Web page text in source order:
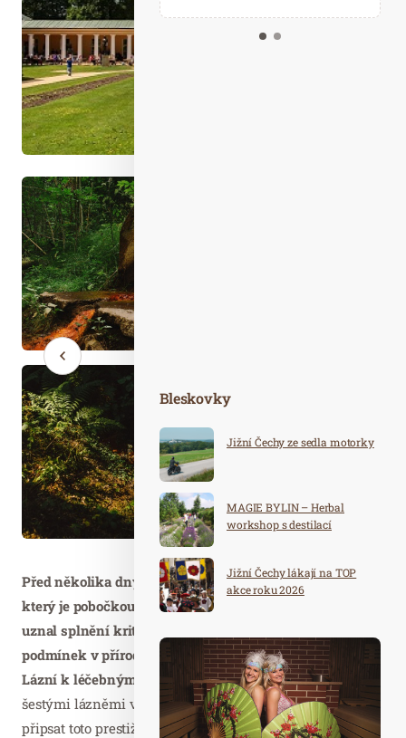
Kalendář událostí
Odebírejte náš newsletter
Před několika dny Český inspektorát lázní a zřídel,
který je pobočkou Ministerstva zdravotnictví, oficiálně
uznal splnění kritérií pro využívání klimatických
podmínek v přírodních léčebných lázních Mariánských
Lázní k léčebným účelům
. Tímto se Mariánky staly
šestými lázněmi v České republice, které si mohou
připsat toto prestižní označení. V rámci Česka, ale stojí na
Bleskovky
Jižní Čechy ze sedla motorky
MAGIE BYLIN – Herbal
workshop s destilací
Jižní Čechy lákají na TOP
akce roku 2026